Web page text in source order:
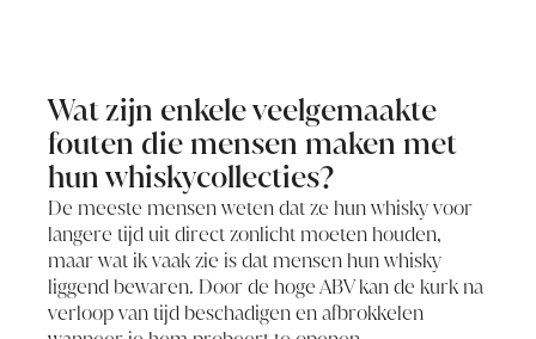
Wat zijn enkele veelgemaakte
fouten die mensen maken met
hun whiskycollecties?
De meeste mensen weten dat ze hun whisky voor
langere tijd uit direct zonlicht moeten houden,
maar wat ik vaak zie is dat mensen hun whisky
liggend bewaren. Door de hoge ABV kan de kurk na
verloop van tijd beschadigen en afbrokkelen